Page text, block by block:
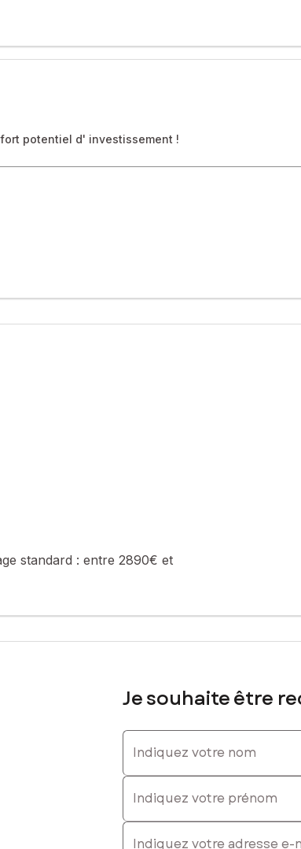
potentiel d' investissement !
de 3 parties pour une surface totale d' environ
: lilou.flinois@safti.fr - EI - Agent commercial
standard : entre 2890€ et
Je souhaite être
Indiquez votre nom
Indiquez votre prénom
E-mail